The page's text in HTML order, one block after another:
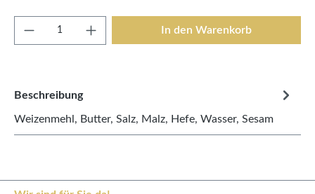
Produkt Anzahl: Gib den gewünschten
In den Warenkorb
Beschreibung
Weizenmehl, Butter, Salz, Malz, Hefe, Wasser, Sesam